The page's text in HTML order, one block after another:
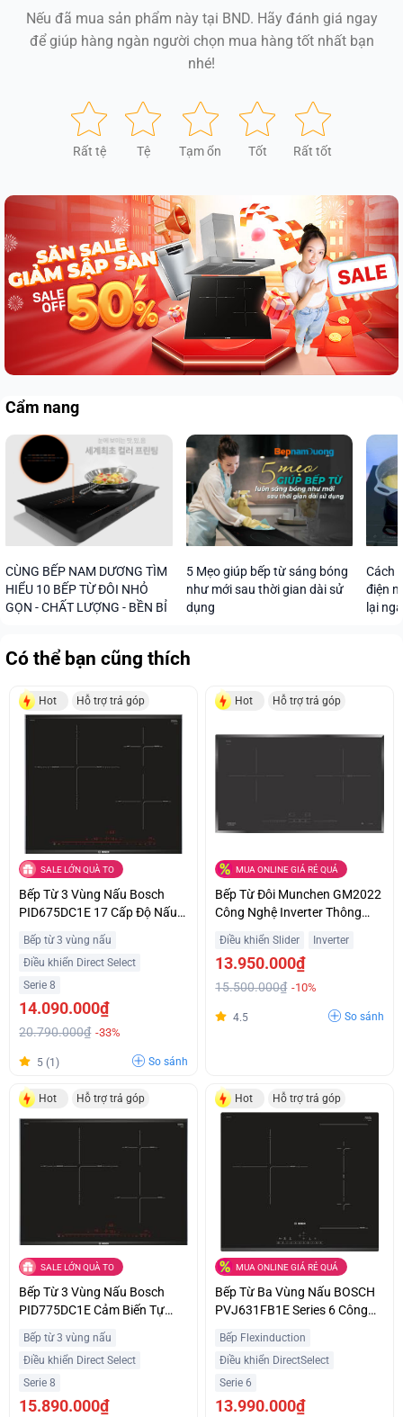
Nếu đã mua sản phẩm này tại BND. Hãy đánh giá ngay
để giúp hàng ngàn người chọn mua hàng tốt nhất bạn
nhé!
Rất tệ Tệ Tạm ổn Tốt Rất tốt
Cẩm nang
CÙNG BẾP NAM DƯƠNG TÌM
HIỂU 10 BẾP TỪ ĐÔI NHỎ
GỌN - CHẤT LƯỢNG - BỀN BỈ
5 Mẹo giúp bếp từ sáng bóng
như mới sau thời gian dài sử
dụng
Cách
điện
lại
Có thể bạn cũng thích
Hot Hỗ trợ trả góp
SALE LỚN QUÀ TO
Bếp Từ 3 Vùng Nấu Bosch
PID675DC1E 17 Cấp Độ Nấu
Bếp từ 3 vùng nấu
Điều khiển Direct Select
Serie 8
14.090.000₫
20.790.000₫ -33%
5 (1) So sánh
Hot Hỗ trợ trả góp
MUA ONLINE GIÁ RẺ QUÁ
Bếp Từ Đôi Munchen GM2022
Công Nghệ Inverter Thông
Điều khiển Slider Inverter
13.950.000₫
15.500.000₫ -10%
4.5 So sánh
Hot Hỗ trợ trả góp
SALE LỚN QUÀ TO
Bếp Từ 3 Vùng Nấu Bosch
PID775DC1E Cảm Biến Tự
Động Hiện Đại Ưu Đãi Tốt
Bếp từ 3 vùng nấu
Điều khiển Direct Select
Serie 8
15.890.000₫
Hot Hỗ trợ trả góp
MUA ONLINE GIÁ RẺ QUÁ
Bếp Từ Ba Vùng Nấu BOSCH
PVJ631FB1E Series 6 Công
Suất 7400W Nhập Khẩu Châu
Âu
Bếp Flexinduction
Điều khiển DirectSelect
Serie 6
13.990.000₫